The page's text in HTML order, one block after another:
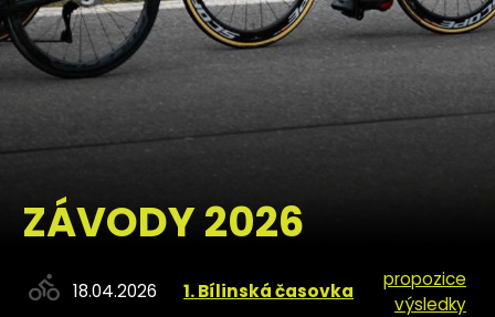
ZÁVODY 2026
18.04.2026 1. Bílinská časovka
propozice
výsledky